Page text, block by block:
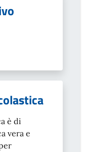
è di
vera e